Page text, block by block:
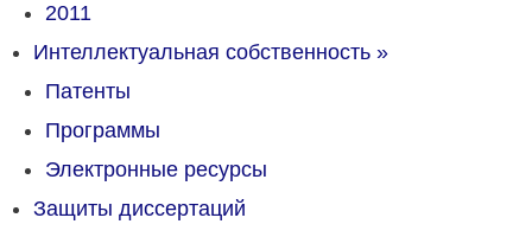
2011
Интеллектуальная собственность »
Патенты
Программы
Электронные ресурсы
Защиты диссертаций